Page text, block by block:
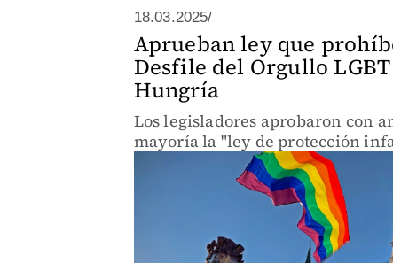
18.03.2025/
Aprueban ley que
Desfile del Orgullo
Hungría
Los legisladores aprobaron con
mayoría la "ley de protección